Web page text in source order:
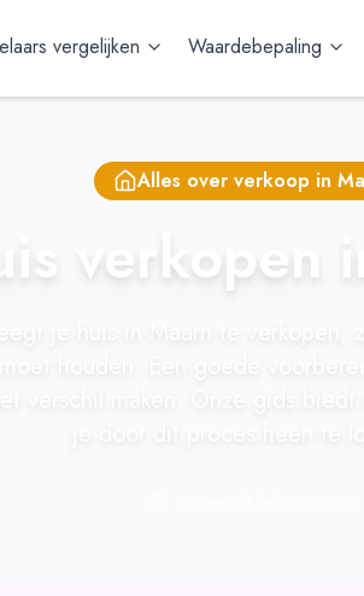
vergelijken Waardebepaling
Alles over verkoop in
verkopen